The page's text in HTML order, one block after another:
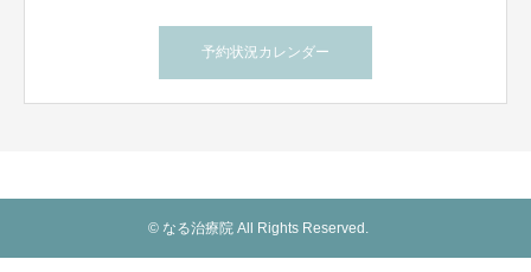
予約状況カレンダー
© なる治療院 All Rights Reserved.